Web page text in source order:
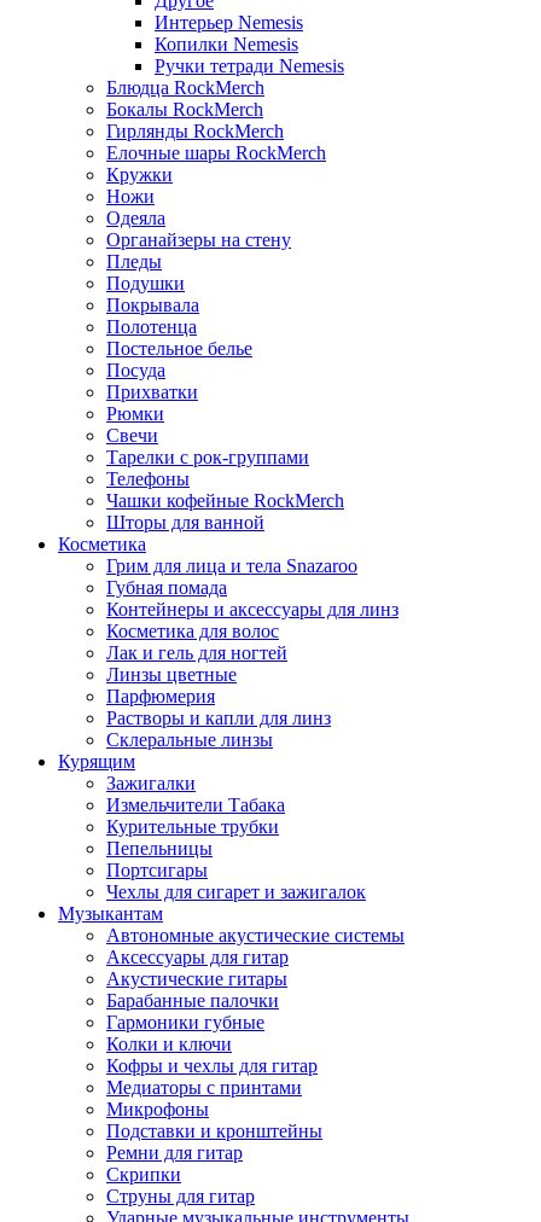
Интерьер Nemesis
Копилки Nemesis
Ручки тетради Nemesis
Блюдца RockMerch
Бокалы RockMerch
Гирлянды RockMerch
Елочные шары RockMerch
Кружки
Ножи
Одеяла
Органайзеры на стену
Пледы
Подушки
Покрывала
Полотенца
Постельное белье
Посуда
Прихватки
Рюмки
Свечи
Тарелки с рок-группами
Телефоны
Чашки кофейные RockMerch
Шторы для ванной
Косметика
Грим для лица и тела Snazaroo
Губная помада
Контейнеры и аксессуары для линз
Косметика для волос
Лак и гель для ногтей
Линзы цветные
Парфюмерия
Растворы и капли для линз
Склеральные линзы
Курящим
Зажигалки
Измельчители Табака
Курительные трубки
Пепельницы
Портсигары
Чехлы для сигарет и зажигалок
Музыкантам
Автономные акустические системы
Аксессуары для гитар
Акустические гитары
Барабанные палочки
Гармоники губные
Колки и ключи
Кофры и чехлы для гитар
Медиаторы с принтами
Микрофоны
Подставки и кронштейны
Ремни для гитар
Скрипки
Струны для гитар
Ударные музыкальные инструменты